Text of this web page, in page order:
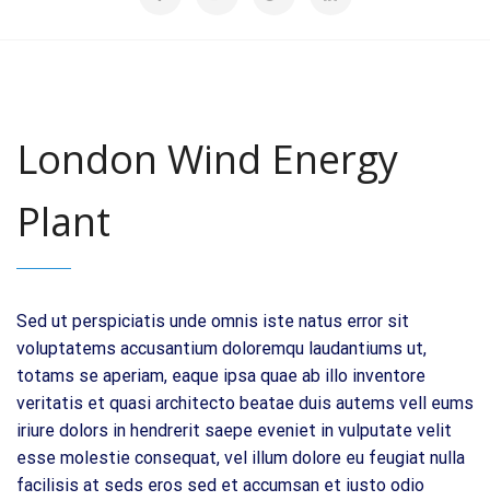
London Wind Energy
Plant
Sed ut perspiciatis unde omnis iste natus error sit
voluptatems accusantium doloremqu laudantiums ut,
totams se aperiam, eaque ipsa quae ab illo inventore
veritatis et quasi architecto beatae duis autems vell eums
iriure dolors in hendrerit saepe eveniet in vulputate velit
esse molestie consequat, vel illum dolore eu feugiat nulla
facilisis at seds eros sed et accumsan et iusto odio